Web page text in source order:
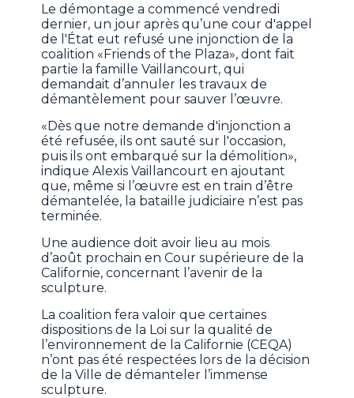
Le démontage a commencé vendredi
dernier, un jour après qu’une cour d'appel
de l'État eut refusé une injonction de la
coalition «Friends of the Plaza», dont fait
partie la famille Vaillancourt, qui
demandait d’annuler les travaux de
démantèlement pour sauver l’œuvre.
«Dès que notre demande d'injonction a
été refusée, ils ont sauté sur l'occasion,
puis ils ont embarqué sur la démolition»,
indique Alexis Vaillancourt en ajoutant
que, même si l’œuvre est en train d’être
démantelée, la bataille judiciaire n’est pas
terminée.
Une audience doit avoir lieu au mois
d’août prochain en Cour supérieure de la
Californie, concernant l’avenir de la
sculpture.
La coalition fera valoir que certaines
dispositions de la Loi sur la qualité de
l’environnement de la Californie (CEQA)
n’ont pas été respectées lors de la décision
de la Ville de démanteler l’immense
sculpture.